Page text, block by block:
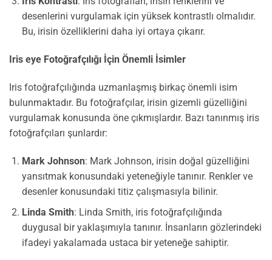
desenlerini vurgulamak için yüksek kontrastlı olmalıdır.
Bu, irisin özelliklerini daha iyi ortaya çıkarır.
Iris eye Fotoğrafçılığı İçin Önemli İsimler
Iris fotoğrafçılığında uzmanlaşmış birkaç önemli isim
bulunmaktadır. Bu fotoğrafçılar, irisin gizemli güzelliğini
vurgulamak konusunda öne çıkmışlardır. Bazı tanınmış iris
fotoğrafçıları şunlardır:
Mark Johnson: Mark Johnson, irisin doğal güzelliğini
yansıtmak konusundaki yeteneğiyle tanınır. Renkler ve
desenler konusundaki titiz çalışmasıyla bilinir.
Linda Smith: Linda Smith, iris fotoğrafçılığında
duygusal bir yaklaşımıyla tanınır. İnsanların gözlerindeki
ifadeyi yakalamada ustaca bir yeteneğe sahiptir.